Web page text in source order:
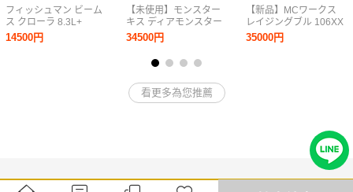
フィッシュマン ビーム
ス クローラ 8.3L+
Fishman Beams
CRAWLA 8.3L+ 中古
14500円
【未使用】モンスター
キス ディアモンスター
MX-6 Pro 仕舞寸法
50cm Monster Kiss 怪
魚 海外遠征 ピーコック
バス 0805-06
34500円
【新品】MCワークス
レイジングブル 106XX
RAGING BULL
cast80~150g パワー9
35000円
看更多為您推薦